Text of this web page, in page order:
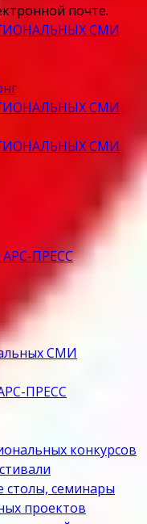
почте.
АРС-ПРЕСС
СМИ
ПРЕСС
конкурсов
столы, семинары
проектов